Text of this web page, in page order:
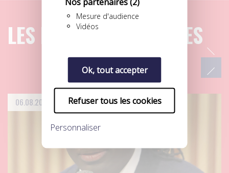
Mesure d'audience
Vidéos
Ok, tout accepter
Refuser tous les cookies
Personnaliser
LES DERNIERS ARTICLES
06.08.2026